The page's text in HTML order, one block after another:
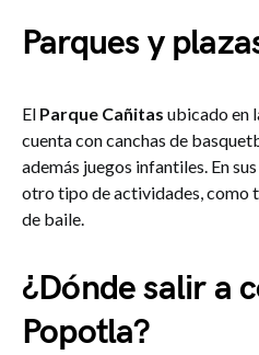
Parques y
El Parque Cañitas ubicado en
cuenta con canchas de
además juegos infantiles. En
otro tipo de actividades, como
de baile.
¿Dónde salir a
Popotla?